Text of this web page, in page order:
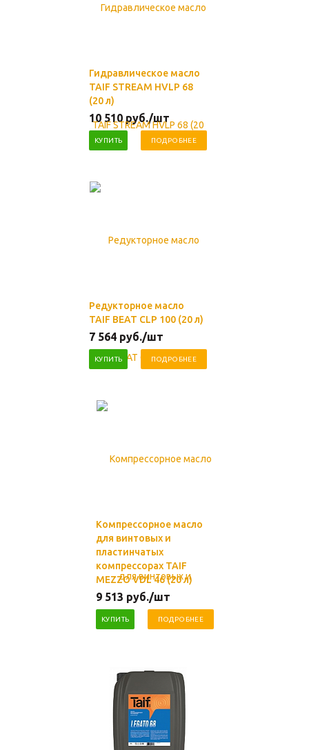
Гидравлическое масло
TAIF STREAM HVLP 68
(20 л)
10 510 руб./шт
КУПИТЬ ПОДРОБНЕЕ
Редукторное масло
TAIF BEAT CLP 100 (20 л)
7 564 руб./шт
КУПИТЬ ПОДРОБНЕЕ
Компрессорное масло
для винтовых и
пластинчатых
компрессорах TAIF
MEZZO VDL 46 (20 л)
9 513 руб./шт
КУПИТЬ ПОДРОБНЕЕ